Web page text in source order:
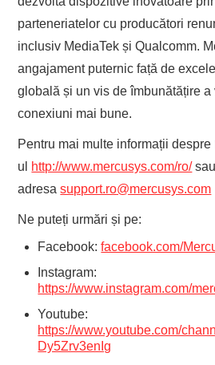
parteneriatelor cu producători
inclusiv MediaTek și Qualcomm.
angajament puternic față de
globală și un vis de îmbunătățire
conexiuni mai bune.
Pentru mai multe informații
ul http://www.mercusys.com/ro/
adresasupport.ro@mercusys.com
Ne puteți urmări și pe:
Facebook:facebook.com/
Instagram:
https://www.instagram.com/
Youtube:
https://www.youtube.com/
Dy5Zrv3enIg